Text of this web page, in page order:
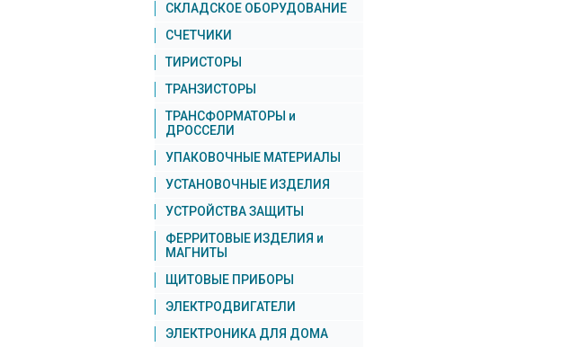
СКЛАДСКОЕ ОБОРУДОВАНИЕ
СЧЕТЧИКИ
ТИРИСТОРЫ
ТРАНЗИСТОРЫ
ТРАНСФОРМАТОРЫ и
ДРОССЕЛИ
УПАКОВОЧНЫЕ МАТЕРИАЛЫ
УСТАНОВОЧНЫЕ ИЗДЕЛИЯ
УСТРОЙСТВА ЗАЩИТЫ
ФЕРРИТОВЫЕ ИЗДЕЛИЯ и
МАГНИТЫ
ЩИТОВЫЕ ПРИБОРЫ
ЭЛЕКТРОДВИГАТЕЛИ
ЭЛЕКТРОНИКА ДЛЯ ДОМА